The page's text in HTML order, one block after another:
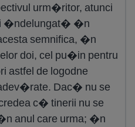
urm�ritor, atunci
�ndelungat� �n
semnifica, �n
doi, cel pu�in pentru
astfel de logodne
Dac� nu se
c� tinerii nu se
anul care urma; �n